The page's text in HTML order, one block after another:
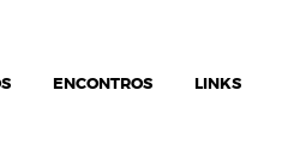
ENCONTROS LINKS